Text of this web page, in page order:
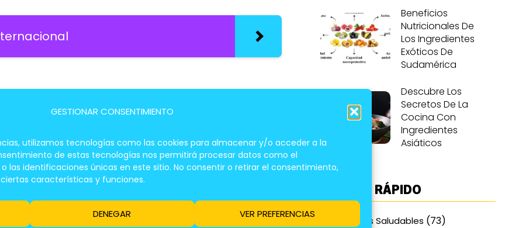
GESTIONAR CONSENTIMIENTO
utilizamos tecnologías como las cookies para almacenar y/o acceder a la
de estas tecnologías nos permitirá procesar datos como el
las identificaciones únicas en este sitio. No consentir o retirar el consentimiento,
características y funciones.
DENEGAR VER PREFERENCIAS
Para Principiantes
Consejos
Visitar temprano para disfrutar de la mejor
seleccióny la energía del mercado.
Beneficios
Nutricionales De
Los Ingredientes
Exóticos De
Sudamérica
Descubre Los
Secretos De La
Cocina Con
Ingredientes
Asiáticos
ACCESO RÁPIDO
Alimentos Saludables (73)